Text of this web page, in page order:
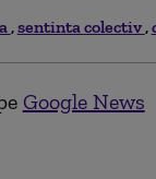
sentinta colectiv
Google News